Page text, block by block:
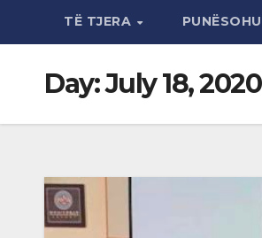
TË TJERA PUNËSOHU
Day:July 18, 2020